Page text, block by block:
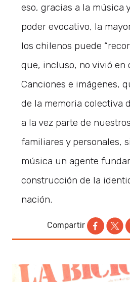
eso, gracias a la música
poder evocativo, la
los chilenos puede
que, incluso, no vivió en
Canciones e imágenes,
de la memoria colectiva
a la vez parte de
familiares y personales,
música un agente
construcción de la
nación.
Compartir